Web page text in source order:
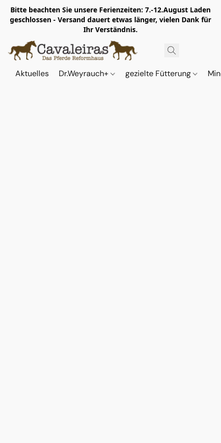
Bitte beachten Sie unsere Ferienzeiten: 7.-12.August Laden
geschlossen - Versand dauert etwas länger, vielen Dank für
Ihr Verständnis.
Aktuelles Dr.Weyrauch+ gezielte Fütterung